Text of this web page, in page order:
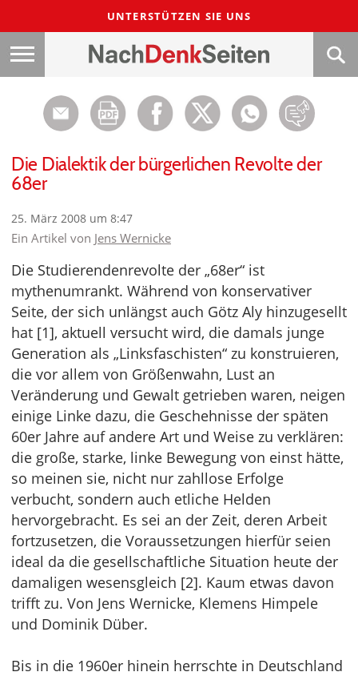
UNTERSTÜTZEN SIE UNS
Die Dialektik der bürgerlichen Revolte der
68er
25. März 2008 um 8:47
Ein Artikel von Jens Wernicke
Die Studierendenrevolte der „68er“ ist
mythenumrankt. Während von konservativer
Seite, der sich unlängst auch Götz Aly hinzugesellt
hat [1], aktuell versucht wird, die damals junge
Generation als „Linksfaschisten“ zu konstruieren,
die vor allem von Größenwahn, Lust an
Veränderung und Gewalt getrieben waren, neigen
einige Linke dazu, die Geschehnisse der späten
60er Jahre auf andere Art und Weise zu verklären:
die große, starke, linke Bewegung von einst hätte,
so meinen sie, nicht nur zahllose Erfolge
verbucht, sondern auch etliche Helden
hervorgebracht. Es sei an der Zeit, deren Arbeit
fortzusetzen, die Voraussetzungen hierfür seien
ideal da die gesellschaftliche Situation heute der
damaligen wesensgleich [2]. Kaum etwas davon
trifft zu. Von Jens Wernicke, Klemens Himpele
und Dominik Düber.
Bis in die 1960er hinein herrschte in Deutschland